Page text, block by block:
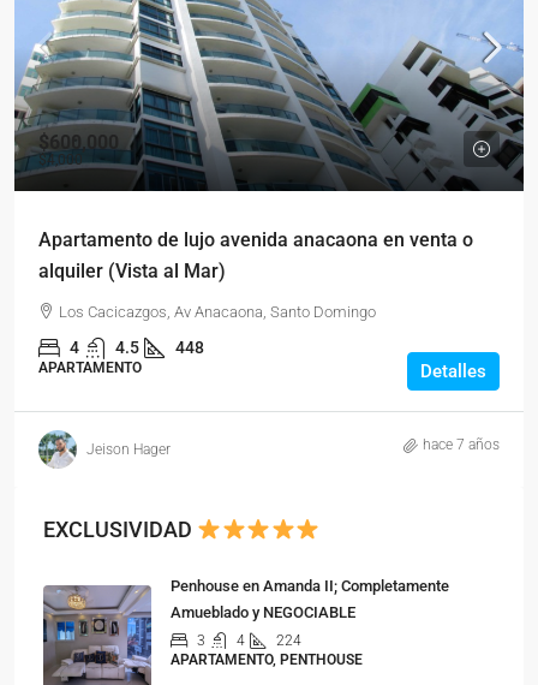
$600,000
$4,000
Apartamento de lujo avenida anacaona en venta o
alquiler (Vista al Mar)
Los Cacicazgos, Av Anacaona, Santo Domingo
4 4.5 448
APARTAMENTO Detalles
Jeison Hager hace 7 años
EXCLUSIVIDAD
Penhouse en Amanda II; Completamente
Amueblado y NEGOCIABLE
3 4
224
APARTAMENTO, PENTHOUSE